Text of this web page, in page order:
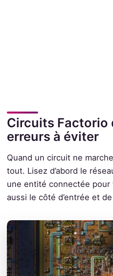
Circuits Factorio
erreurs à éviter
Quand un circuit ne
tout. Lisez d’abord le
une entité connectée pour
aussi le côté d’entrée et